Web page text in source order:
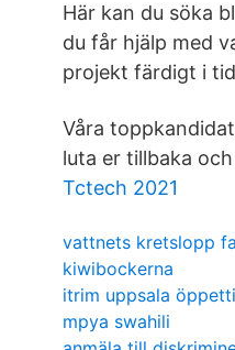
Här kan du söka
du får hjälp med
projekt färdigt i
Våra
luta er tillbaka
Tctech 2021
vattnets kretslopp
kiwibockerna
itrim uppsala
mpya swahili